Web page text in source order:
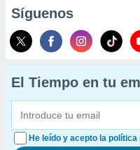
Síguenos
El Tiempo en tu
He leído y acepto la